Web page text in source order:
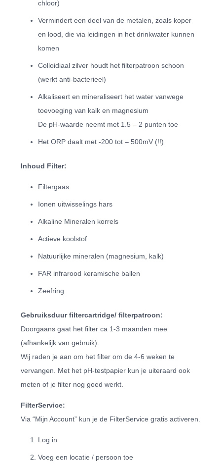
chloor)
Vermindert een deel van de metalen, zoals koper
en lood, die via leidingen in het drinkwater kunnen
komen
Colloidiaal zilver houdt het filterpatroon schoon
(werkt anti-bacterieel)
Alkaliseert en mineraliseert het water vanwege
toevoeging van kalk en magnesium
De pH-waarde neemt met 1.5 – 2 punten toe
Het ORP daalt met -200 tot – 500mV (!!)
Inhoud Filter:
Filtergaas
Ionen uitwisselings hars
Alkaline Mineralen korrels
Actieve koolstof
Natuurlijke mineralen (magnesium, kalk)
FAR infrarood keramische ballen
Zeefring
Gebruiksduur filtercartridge/ filterpatroon:
Doorgaans gaat het filter ca 1-3 maanden mee
(afhankelijk van gebruik).
Wij raden je aan om het filter om de 4-6 weken te
vervangen. Met het pH-testpapier kun je uiteraard ook
meten of je filter nog goed werkt.
FilterService:
Via “Mijn Account” kun je de FilterService gratis activeren.
Log in
Voeg een locatie / persoon toe